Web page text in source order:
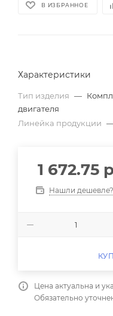
В ИЗБРАННОЕ
Характеристики
Тип изделия —
двигателя
Линейка продукции
1 672.75
Нашли дешевле?
Цена актуальна и
Обязательно